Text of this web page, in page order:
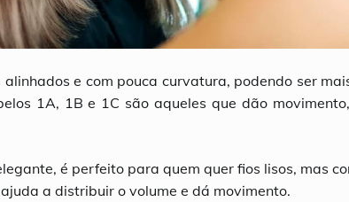
e com pouca curvatura, podendo ser
1A, 1B e 1C são aqueles que dão
é perfeito para quem quer fios lisos, mas
ajuda a distribuir o volume e dá movimento.